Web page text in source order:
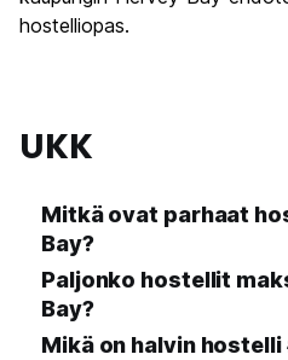
hostelliopas.
UKK
Mitkä ovat parhaat
Bay?
Paljonko hostellit
Bay?
Mikä on halvin hostelli